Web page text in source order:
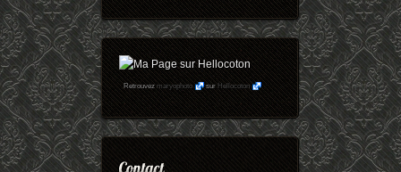
Retrouvezmaryophoto surHellocoton